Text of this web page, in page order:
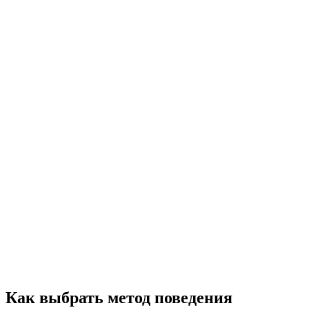
Как выбрать метод поведения